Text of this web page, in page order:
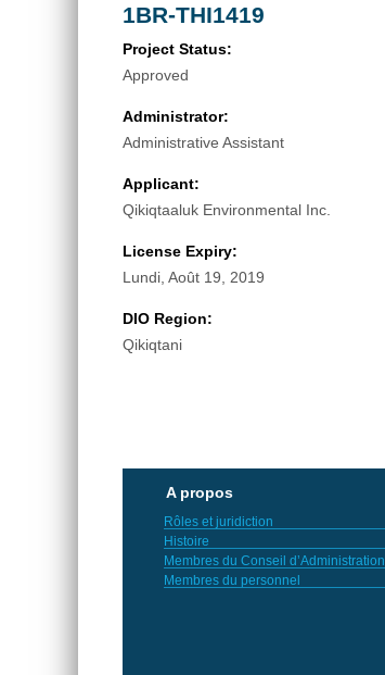
1BR-THI1419
Project Status:
Approved
Administrator:
Administrative Assistant
Applicant:
Qikiqtaaluk Environmental Inc.
License Expiry:
Lundi, Août 19, 2019
DIO Region:
Qikiqtani
A propos
Rôles et juridiction
Histoire
Membres du Conseil d’Administration
Membres du personnel